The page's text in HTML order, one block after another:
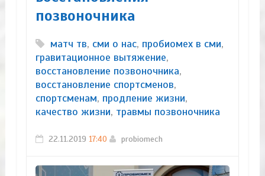
позвоночника
матч тв, сми о нас, пробиомех в сми,
гравитационное вытяжение,
восстановление позвоночника,
восстановление спортсменов,
спортсменам, продление жизни,
качество жизни, травмы позвоночника
22.11.2019 17:40 probiomech